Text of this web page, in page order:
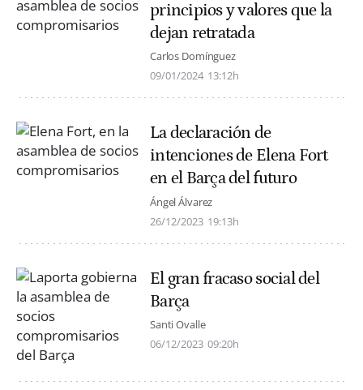
principios y valores que la
dejan retratada
Carlos Domínguez
09/01/2024 13:12h
La declaración de
intenciones de Elena Fort
en el Barça del futuro
Ángel Álvarez
26/12/2023 19:13h
El gran fracaso social del
Barça
Santi Ovalle
06/12/2023 09:20h